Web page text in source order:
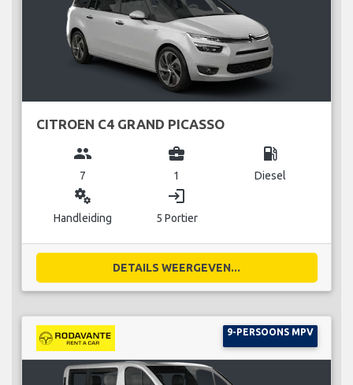
CITROEN C4 GRAND PICASSO
group
7
business_center
1
local_gas_station
Diesel
miscellaneous_services
Handleiding
login
5 Portier
DETAILS WEERGEVEN...
9-PERSOONS MPV